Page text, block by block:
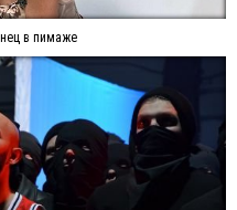
в пимаже